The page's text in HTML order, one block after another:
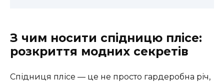
З чим носити спідницю плісе:
розкриття модних секретів
Спідниця плісе — це не просто гардеробна річ,